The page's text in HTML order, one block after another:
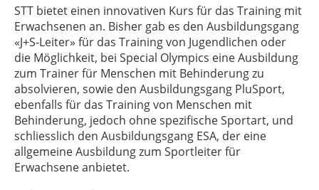
STT bietet einen innovativen Kurs für das Training mit
Erwachsenen an. Bisher gab es den Ausbildungsgang
«J+S-Leiter» für das Training von Jugendlichen oder
die Möglichkeit, bei Special Olympics eine Ausbildung
zum Trainer für Menschen mit Behinderung zu
absolvieren, sowie den Ausbildungsgang PluSport,
ebenfalls für das Training von Menschen mit
Behinderung, jedoch ohne spezifische Sportart, und
schliesslich den Ausbildungsgang ESA, der eine
allgemeine Ausbildung zum Sportleiter für
Erwachsene anbietet.